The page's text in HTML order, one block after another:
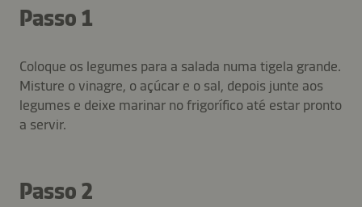
Passo 1
Coloque os legumes para a salada numa tigela grande.
Misture o vinagre, o açúcar e o sal, depois junte aos
legumes e deixe marinar no frigorífico até estar pronto
a servir.
Passo 2